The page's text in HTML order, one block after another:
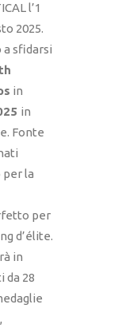
l’1
2025.
a sfidarsi
in
in
Fonte
per la
per
d’élite.
in
da 28